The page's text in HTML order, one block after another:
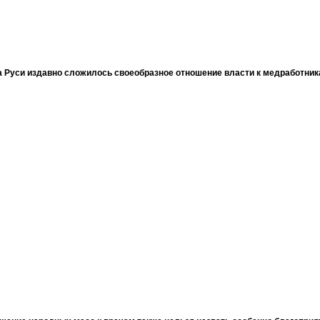
Руси издавно сложилось своеобразное отношение власти к